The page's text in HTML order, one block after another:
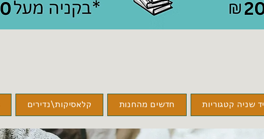
יד שניה קטגוריות חדשים מהחנות קלאסיקות\נדירים